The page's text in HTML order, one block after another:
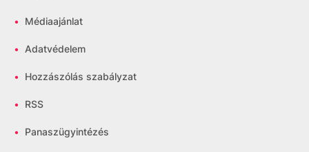
• Médiaajánlat
• Adatvédelem
• Hozzászólás szabályzat
• RSS
• Panaszügyintézés